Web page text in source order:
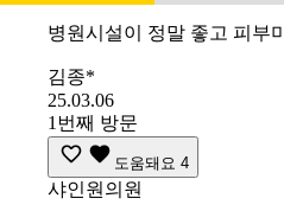
병원시설이 정말 좋고 피부
김종*
25.03.06
1번째 방문
도움돼요 4
샤인원의원